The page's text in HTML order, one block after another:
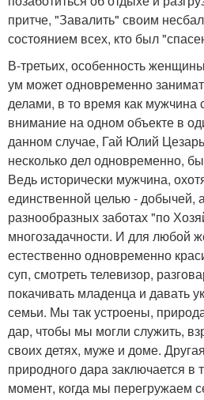
притче, "Завалить" своим
состоянием всех, кто был
В-третьих, особенность
ум может одновременно
делами, в то время как мужчина
внимание на одном объекте в
данном случае, Гай Юлий
несколько дел одновременно,
Ведь исторически мужчина,
единственной целью - добычей,
разнообразных заботах "по
многозадачности. И для любой
естественно одновременно
суп, смотреть телевизор,
покачивать младенца и давать
семьи. Мы так устроены,
дар, чтобы мы могли служить,
своих детях, муже и доме.
природного дара заключается в
момент, когда мы перегружаем